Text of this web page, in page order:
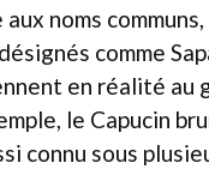
noms
comme
en réalité au
le Capucin
connu sous